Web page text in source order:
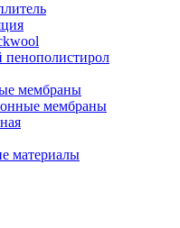
пенополистирол
мембраны
мембраны
материалы